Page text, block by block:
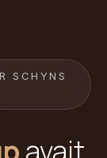
SCHYNS
avait